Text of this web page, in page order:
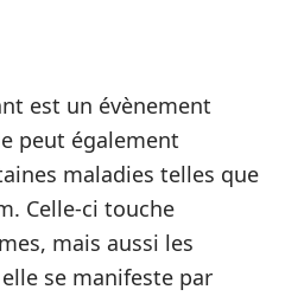
est un évènement
peut également
maladies telles que
Celle-ci touche
mais aussi les
se manifeste par